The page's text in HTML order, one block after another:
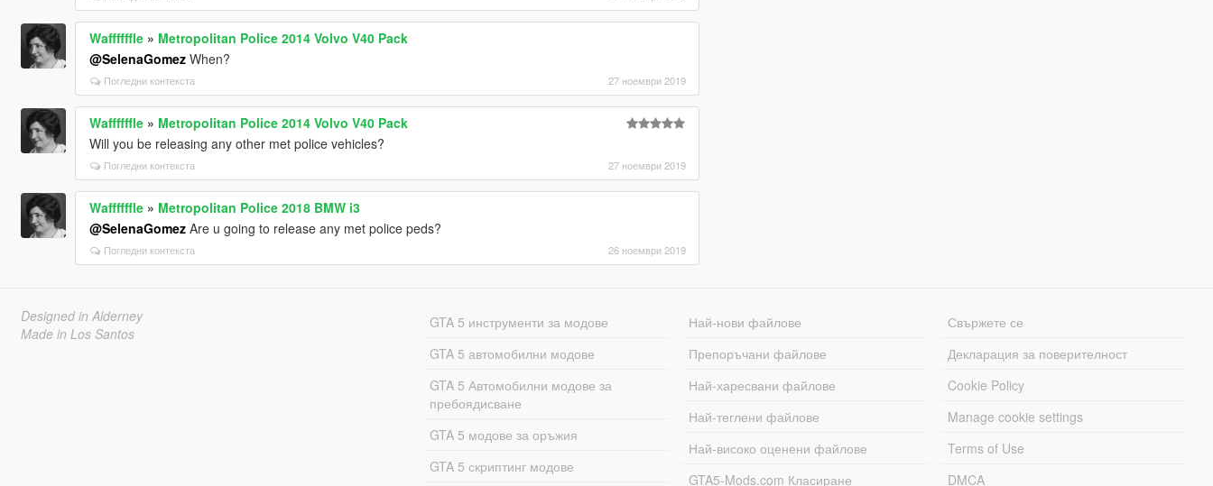
Waffffffle» Metropolitan Police 2014 Volvo V40 Pack
@SelenaGomezWhen?
Погледни контекста 27 ноември 2019
Waffffffle» Metropolitan Police 2014 Volvo V40 Pack
Will you be releasing any other met police vehicles?
Погледни контекста 27 ноември 2019
Waffffffle» Metropolitan Police 2018 BMW i3
@SelenaGomezAre u going to release any met police peds?
Погледни контекста 26 ноември 2019
Designed in Alderney
Made in Los Santos
GTA 5 инструменти за модове
GTA 5 автомобилни модове
GTA 5 Автомобилни модове за
пребоядисване
GTA 5 модове за оръжия
GTA 5 скриптинг модове
Най-нови файлове
Препоръчани файлове
Най-харесвани файлове
Най-теглени файлове
Най-високо оценени файлове
GTA5-Mods.com Класиране
Свържете се
Декларация за поверителност
Cookie Policy
Manage cookie settings
Terms of Use
DMCA